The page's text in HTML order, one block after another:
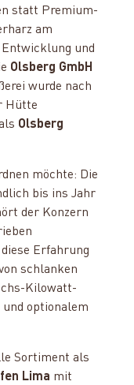
statt Premium-
am
und
Olsberg GmbH
wurde nach
Hütte
Olsberg
möchte: Die
bis ins Jahr
der Konzern
Erfahrung
schlanken
Kilowatt-
optionalem
Sortiment als
Lima mit